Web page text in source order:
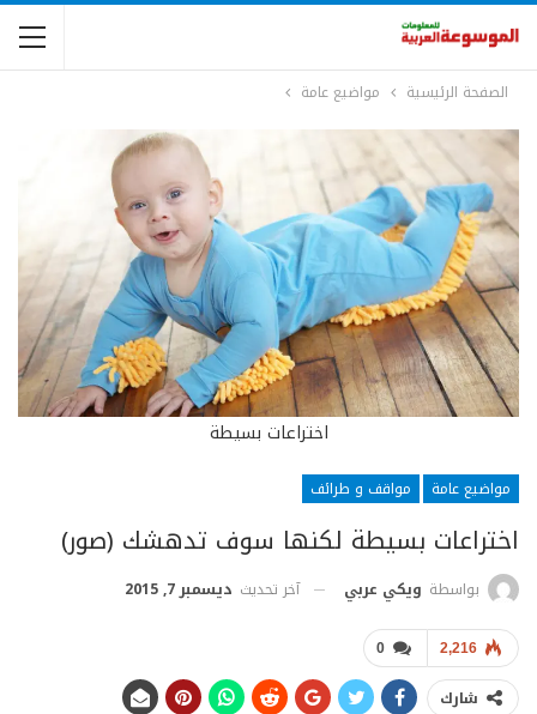
الصفحة الرئيسية مواضيع عامة
اختراعات بسيطة
مواضيع عامة مواقف و طرائف
اختراعات بسيطة لكنها سوف تدهشك (صور)
بواسطة ويكي عربي آخر تحديث ديسمبر 7, 2015
0 2,216
شارك